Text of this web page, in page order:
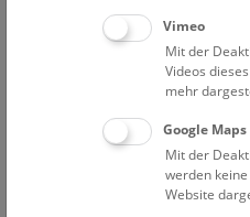
Eine Nacht
Vimeo
Mit der
Videos
mehr
Google Maps
Mit der
werden
Website